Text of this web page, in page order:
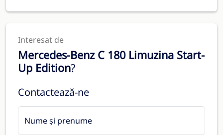
Interesat de
Mercedes-Benz C 180 Limuzina Start-
Up Edition?
Contactează-ne
Nume și prenume